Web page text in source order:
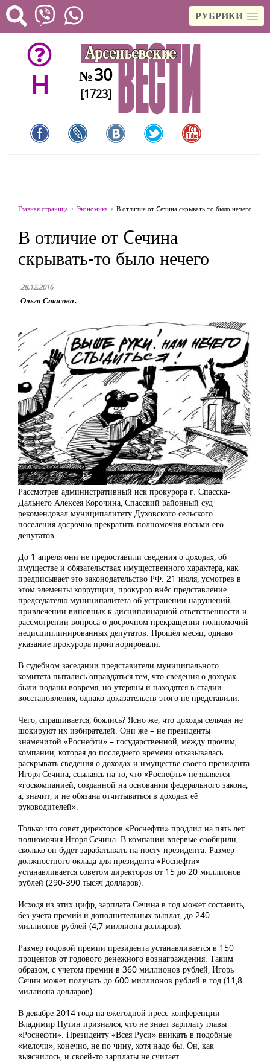
РУБРИКИ
H №30
[1723]
Главная страница Экономика В отличие от Cечина скрывать-то было нечего
В отличие от Cечина
скрывать-то было нечего
28.12.2016
Ольга Стасова.
Рассмотрев административный иск прокурора г. Спасска-
Дальнего Алексея Корочина, Спасский районный суд
рекомендовал муниципалитету Духовского сельского
поселения досрочно прекратить полномочия восьми его
депутатов.
До 1 апреля они не предоставили сведения о доходах, об
имуществе и обязательствах имущественного характера, как
предписывает это законодательство РФ. 21 июля, усмотрев в
этом элементы коррупции, прокурор внёс представление
председателю муниципалитета об устранении нарушений,
привлечении виновных к дисциплинарной ответственности и
рассмотрении вопроса о досрочном прекращении полномочий
недисциплинированных депутатов. Прошёл месяц, однако
указание прокурора проигнорировали.
В судебном заседании представители муниципального
комитета пытались оправдаться тем, что сведения о доходах
были поданы вовремя, но утеряны и находятся в стадии
восстановления, однако доказательств этого не представили.
Чего, спрашивается, боялись? Ясно же, что доходы сельчан не
шокируют их избирателей. Они же – не президенты
знаменитой «Роснефти» – государственной, между прочим,
компании, которая до последнего времени отказывалась
раскрывать сведения о доходах и имуществе своего президента
Игоря Сечина, ссылаясь на то, что «Роснефть» не является
«госкомпанией, созданной на основании федерального закона,
а, значит, и не обязана отчитываться в доходах её
руководителей».
Только что совет директоров «Роснефти» продлил на пять лет
полномочия Игоря Сечина. В компании впервые сообщили,
сколько он будет зарабатывать на посту президента. Размер
должностного оклада для президента «Роснефти»
устанавливается советом директоров от 15 до 20 миллионов
рублей (290-390 тысяч долларов).
Исходя из этих цифр, зарплата Сечина в год может составить,
без учета премий и дополнительных выплат, до 240
миллионов рублей (4,7 миллиона долларов).
Размер годовой премии президента устанавливается в 150
процентов от годового денежного вознаграждения. Таким
образом, с учетом премии в 360 миллионов рублей, Игорь
Сечин может получать до 600 миллионов рублей в год (11,8
миллиона долларов).
В декабре 2014 года на ежегодной пресс-конференции
Владимир Путин признался, что не знает зарплату главы
«Роснефти». Президенту «Всея Руси» вникать в подобные
«мелочи», конечно, не по чину, хотя надо бы. Он, как
выяснилось, и своей-то зарплаты не считает…